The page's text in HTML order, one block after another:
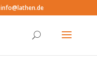
info@lathen.de